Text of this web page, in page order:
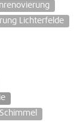
Lichterfelde